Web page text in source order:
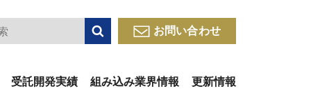
検索 お問い合わせ
受託開発実績 組み込み業界情報 更新情報